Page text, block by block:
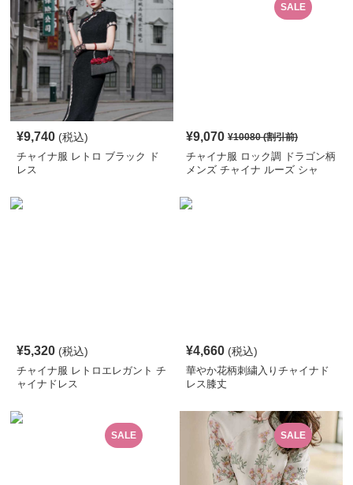
¥9,740 (税込)
チャイナ服 レトロ ブラック ド
レス
SALE
¥9,070 ¥10080(割引前)
チャイナ服 ロック調 ドラゴン柄
メンズ チャイナ ルーズ シャ
¥5,320 (税込)
チャイナ服 レトロエレガント チ
ャイナドレス
¥4,660 (税込)
華やか花柄刺繍入りチャイナド
レス膝丈
SALE SALE